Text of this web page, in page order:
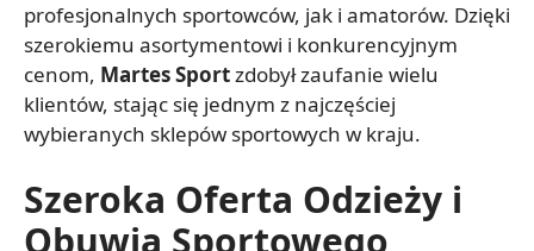
profesjonalnych sportowców, jak i amatorów. Dzięki
szerokiemu asortymentowi i konkurencyjnym
cenom, Martes Sportzdobył zaufanie wielu
klientów, stając się jednym z najczęściej
wybieranych sklepów sportowych w kraju.
Szeroka Oferta Odzieży i
Obuwia Sportowego